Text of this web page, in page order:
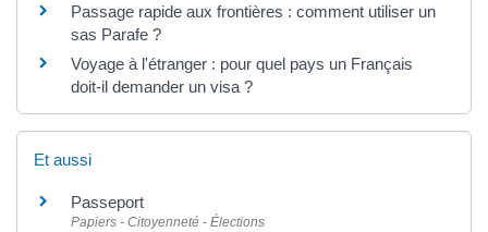
Passage rapide aux frontières : comment utiliser un
sas Parafe ?
Voyage à l'étranger : pour quel pays un Français
doit-il demander un visa ?
Et aussi
Passeport
Papiers - Citoyenneté - Élections